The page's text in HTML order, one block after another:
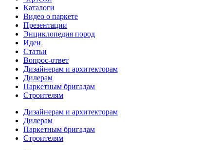
Каталоги
Видео о паркете
Презентации
Энциклопедия пород
Идеи
Статьи
Вопрос-ответ
Дизайнерам и архитекторам
Дилерам
Паркетным бригадам
Строителям
Дизайнерам и архитекторам
Дилерам
Паркетным бригадам
Строителям